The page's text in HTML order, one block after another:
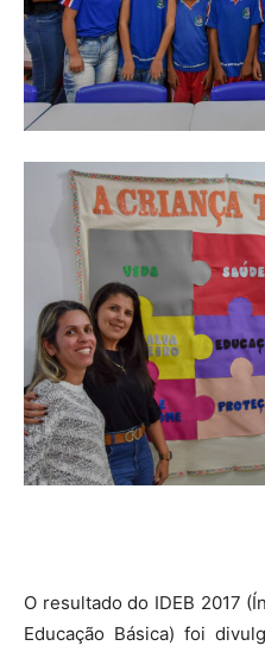
O resultado do IDEB 2017
Educação Básica) foi